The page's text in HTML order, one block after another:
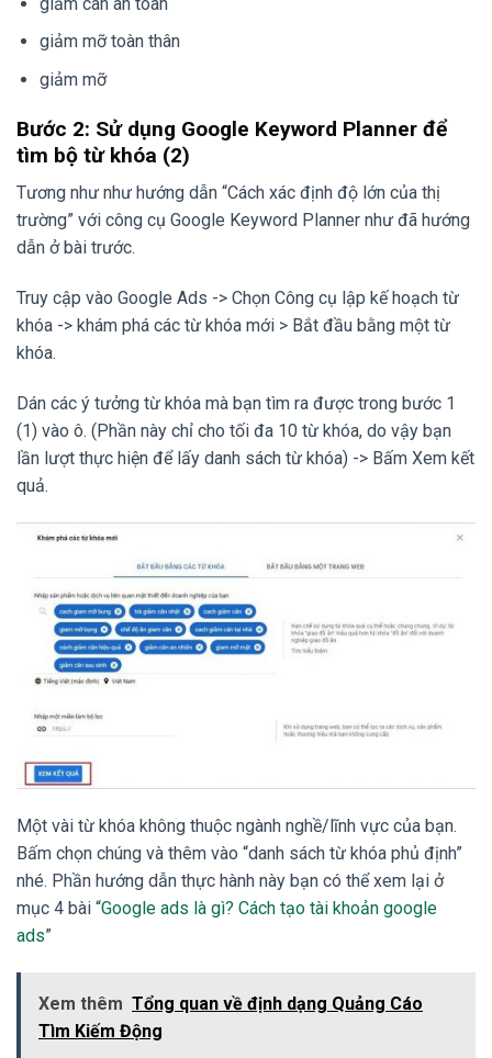
giảm mỡ toàn thân
giảm mỡ
Bước 2: Sử dụng Google Keyword Planner để
tìm bộ từ khóa (2)
Tương như như hướng dẫn “Cách xác định độ lớn của thị
trường” với công cụ Google Keyword Planner như đã hướng
dẫn ở bài trước.
Truy cập vào Google Ads -> Chọn Công cụ lập kế hoạch từ
khóa -> khám phá các từ khóa mới > Bắt đầu bằng một từ
khóa.
Dán các ý tưởng từ khóa mà bạn tìm ra được trong bước 1
(1) vào ô. (Phần này chỉ cho tối đa 10 từ khóa, do vậy bạn
lần lượt thực hiện để lấy danh sách từ khóa) -> Bấm Xem kết
quả.
Một vài từ khóa không thuộc ngành nghề/lĩnh vực của bạn.
Bấm chọn chúng và thêm vào “danh sách từ khóa phủ định”
nhé. Phần hướng dẫn thực hành này bạn có thể xem lại ở
mục 4 bài “Google ads là gì? Cách tạo tài khoản google
ads”
Xem thêm Tổng quan về định dạng Quảng Cáo
Tìm Kiếm Động